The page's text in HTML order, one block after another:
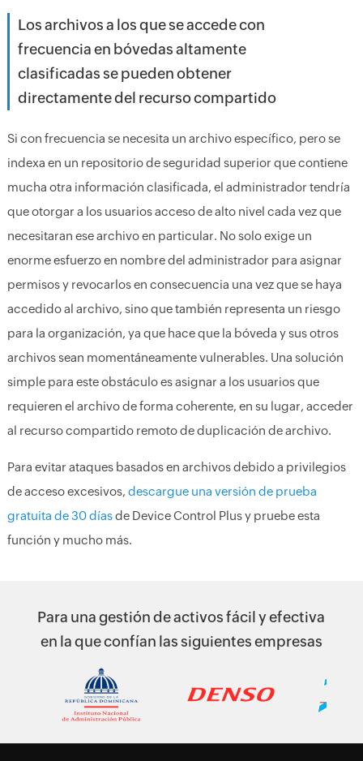
Los archivos a los que se accede con
frecuencia en bóvedas altamente
clasificadas se pueden obtener
directamente del recurso compartido
Si con frecuencia se necesita un archivo específico, pero se
indexa en un repositorio de seguridad superior que contiene
mucha otra información clasificada, el administrador tendría
que otorgar a los usuarios acceso de alto nivel cada vez que
necesitaran ese archivo en particular. No solo exige un
enorme esfuerzo en nombre del administrador para asignar
permisos y revocarlos en consecuencia una vez que se haya
accedido al archivo, sino que también representa un riesgo
para la organización, ya que hace que la bóveda y sus otros
archivos sean momentáneamente vulnerables. Una solución
simple para este obstáculo es asignar a los usuarios que
requieren el archivo de forma coherente, en su lugar, acceder
al recurso compartido remoto de duplicación de archivo.
Para evitar ataques basados en archivos debido a privilegios
de acceso excesivos, descargue una versión de prueba
gratuita de 30 díasde Device Control Plus y pruebe esta
función y mucho más.
Para una gestión de activos fácil y efectiva
en la que confían las siguientes empresas